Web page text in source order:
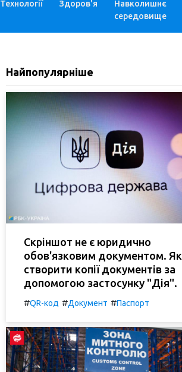
Технології Здоров'я
Навколишнє
середовище
Найпопулярніше
Скріншот не є юридично
обов'язковим документом. Як
створити копії документів за
допомогою застосунку "Дія".
#QR-код #Документ #Паспорт